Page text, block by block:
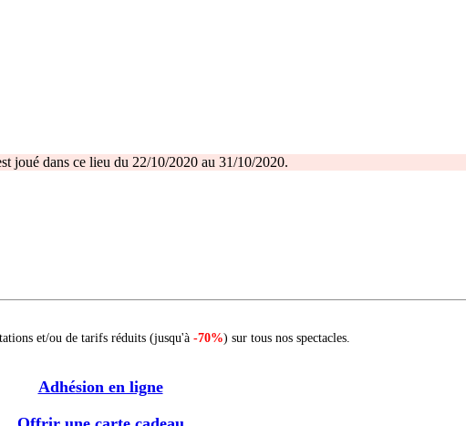
joué dans ce lieu du 22/10/2020 au 31/10/2020.
et/ou de tarifs réduits (jusqu'à -70%) sur tous nos spectacles.
Adhésion en ligne